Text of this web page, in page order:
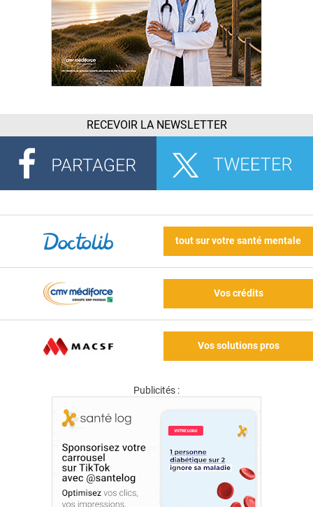
RECEVOIR LA NEWSLETTER
tout sur votre santé mentale
Vos crédits
Vos solutions pros
Publicités :